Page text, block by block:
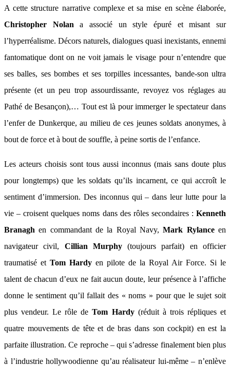
A cette structure narrative complexe et sa mise en scène élaborée,
Christopher Nolan a associé un style épuré et misant sur
l’hyperréalisme. Décors naturels, dialogues quasi inexistants, ennemi
fantomatique dont on ne voit jamais le visage pour n’entendre que
ses balles, ses bombes et ses torpilles incessantes, bande-son ultra
présente (et un peu trop assourdissante, revoyez vos réglages au
Pathé de Besançon),… Tout est là pour immerger le spectateur dans
l’enfer de Dunkerque, au milieu de ces jeunes soldats anonymes, à
bout de force et à bout de souffle, à peine sortis de l’enfance.
Les acteurs choisis sont tous aussi inconnus (mais sans doute plus
pour longtemps) que les soldats qu’ils incarnent, ce qui accroît le
sentiment d’immersion. Des inconnus qui – dans leur lutte pour la
vie – croisent quelques noms dans des rôles secondaires : Kenneth
Branagh en commandant de la Royal Navy,Mark Rylanceen
navigateur civil, Cillian Murphy(toujours parfait) en officier
traumatisé et Tom Hardy en pilote de la Royal Air Force. Si le
talent de chacun d’eux ne fait aucun doute, leur présence à l’affiche
donne le sentiment qu’il fallait des « noms » pour que le sujet soit
plus vendeur. Le rôle deTom Hardy(réduit à trois répliques et
quatre mouvements de tête et de bras dans son cockpit) en est la
parfaite illustration. Ce reproche – qui s’adresse finalement bien plus
à l’industrie hollywoodienne qu’au réalisateur lui-même – n’enlève